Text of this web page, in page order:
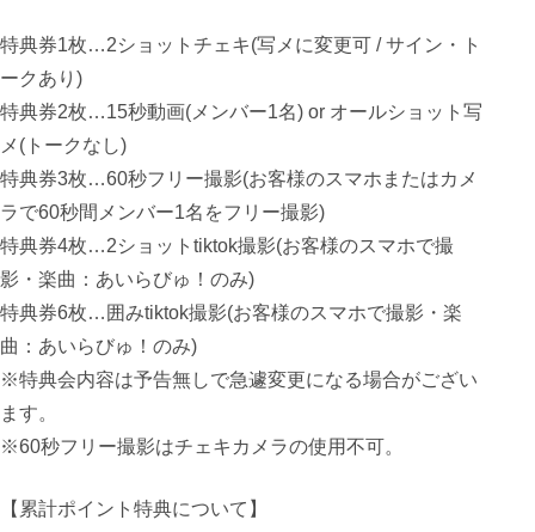
特典券1枚…2ショットチェキ(写メに変更可 / サイン・ト
ークあり)
特典券2枚…15秒動画(メンバー1名) or オールショット写
メ(トークなし)
特典券3枚…60秒フリー撮影(お客様のスマホまたはカメ
ラで60秒間メンバー1名をフリー撮影)
特典券4枚…2ショットtiktok撮影(お客様のスマホで撮
影・楽曲：あいらびゅ！のみ)
特典券6枚…囲みtiktok撮影(お客様のスマホで撮影・楽
曲：あいらびゅ！のみ)
※特典会内容は予告無しで急遽変更になる場合がござい
ます。
※60秒フリー撮影はチェキカメラの使用不可。
【累計ポイント特典について】